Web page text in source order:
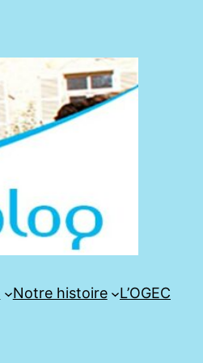
Notre histoire L’OGEC